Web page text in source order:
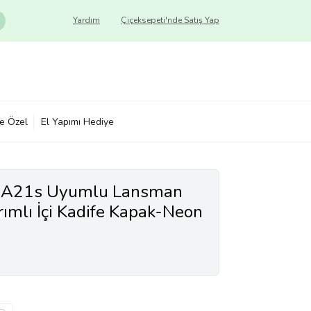
Çiçeksepeti'nde Satış Yap
Yardım
Özel El Yapımı Hediye
Uyumlu Lansman
İçi Kadife Kapak-Neon